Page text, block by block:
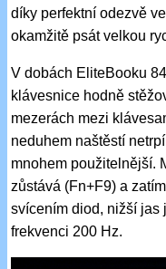
díky perfektní odezvě
okamžitě psát velkou
V dobách EliteBooku
klávesnice hodně
mezerách mezi
neduhem naštěstí
mnohem použitelnější.
zůstává (Fn+F9) a
svícením diod, nižší jas
frekvenci 200 Hz.